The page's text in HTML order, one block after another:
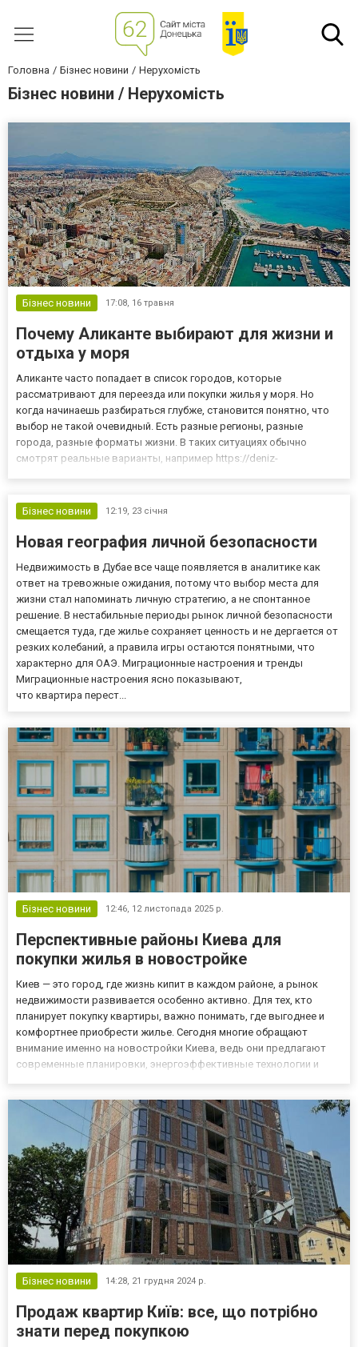
Головна Бізнес новини Нерухомість
Бізнес новини / Нерухомість
Бізнес новини 17:08, 16 травня
Почему Аликанте выбирают для жизни и
отдыха у моря
Аликанте часто попадает в список городов, которые
рассматривают для переезда или покупки жилья у моря. Но
когда начинаешь разбираться глубже, становится понятно, что
выбор не такой очевидный. Есть разные регионы, разные
города, разные форматы жизни. В таких ситуациях обычно
смотрят реальные варианты, например https://deniz-
момент стано...
Бізнес новини 12:19, 23 січня
Новая география личной безопасности
Недвижимость в Дубае все чаще появляется в аналитике как
ответ на тревожные ожидания, потому что выбор места для
жизни стал напоминать личную стратегию, а не спонтанное
решение. В нестабильные периоды рынок личной безопасности
смещается туда, где жилье сохраняет ценность и не дергается от
резких колебаний, а правила игры остаются понятными, что
характерно для ОАЭ. Миграционные настроения и тренды
Миграционные настроения ясно показывают,
что квартира перест...
Бізнес новини 12:46, 12 листопада 2025 р.
Перспективные районы Киева для
покупки жилья в новостройке
Киев — это город, где жизнь кипит в каждом районе, а рынок
недвижимости развивается особенно активно. Для тех, кто
планирует покупку квартиры, важно понимать, где выгоднее и
комфортнее приобрести жилье. Сегодня многие обращают
внимание именно на новостройки Киева, ведь они предлагают
современные планировки, энергоэффективные технологии и
Бізнес новини 14:28, 21 грудня 2024 р.
Продаж квартир Київ: все, що потрібно
знати перед покупкою